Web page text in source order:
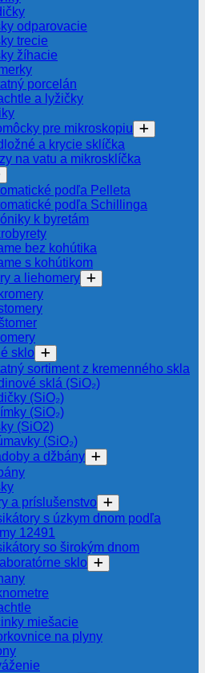
odparovacie
trecie
žíhacie
porcelán
a lyžičky
pre mikroskopiu
a krycie sklíčka
na vatu a mikrosklíčka
podľa Pelleta
podľa Schillinga
k byretám
bez kohútika
s kohútikom
a liehomery
sklo
sortiment z kremenného skla
sklá (SiO₂)
(SiO₂)
(SiO₂)
(SiO2)
(SiO₂)
a džbány
a príslušenstvo
s úzkym dnom podľa
12491
so širokým dnom
sklo
miešacie
na plyny